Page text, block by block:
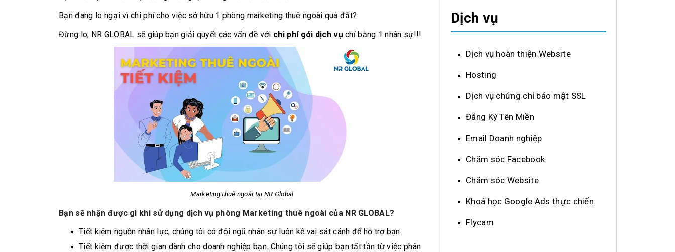
Bạn đang lo ngại vì chi phí cho việc sở hữu 1 phòng marketing thuê ngoài quá đắt?
Đừng lo, NR GLOBAL sẽ giúp bạn giải quyết các vấn đề với chi phí gói dịch vụchỉ bằng 1 nhân sự!!!
Marketing thuê ngoài tại NR Global
Bạn sẽ nhận được gì khi sử dụng dịch vụ phòng Marketing thuê ngoài của NR GLOBAL?
Tiết kiệm nguồn nhân lực, chúng tôi có đội ngũ nhân sự luôn kề vai sát cánh để hỗ trợ bạn.
Tiết kiệm được thời gian dành cho doanh nghiệp bạn. Chúng tôi sẽ giúp bạn tất tần từ việc phân
Dịch vụ
Dịch vụ hoàn thiện Website
Hosting
Dịch vụ chứng chỉ bảo mật SSL
Đăng Ký Tên Miền
Email Doanh nghiệp
Chăm sóc Facebook
Chăm sóc Website
Khoá học Google Ads thực chiến
Flycam